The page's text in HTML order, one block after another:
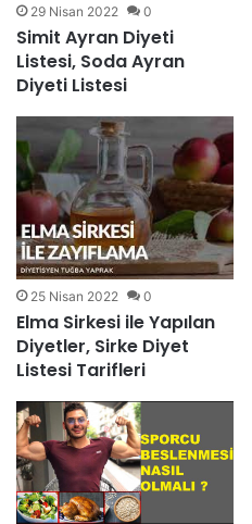
29 Nisan 2022 0
Simit Ayran Diyeti
Listesi, Soda Ayran
Diyeti Listesi
25 Nisan 2022 0
Elma Sirkesi ile Yapılan
Diyetler, Sirke Diyet
Listesi Tarifleri